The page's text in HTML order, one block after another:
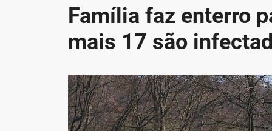
Família faz enterro
mais 17 são